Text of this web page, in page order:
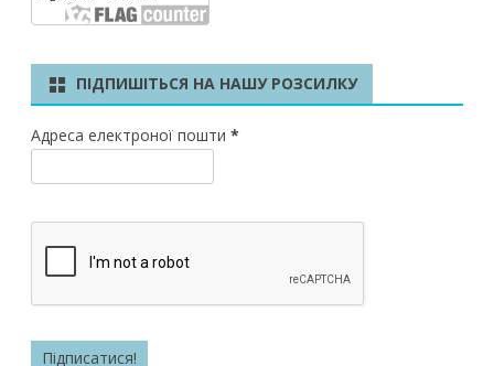
ПІДПИШІТЬСЯ НА НАШУ РОЗСИЛКУ
Адреса електроної пошти *